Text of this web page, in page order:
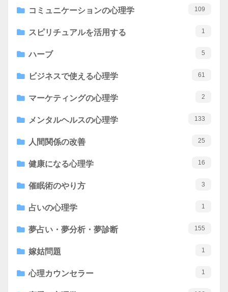
コミュニケーションの心理学 109
スピリチュアルを活用する 1
ハーブ 5
ビジネスで使える心理学 61
マーケティングの心理学 2
メンタルヘルスの心理学 133
人間関係の改善 25
健康になる心理学 16
催眠術のやり方 3
占いの心理学 1
夢占い・夢分析・夢診断 155
嫁姑問題 1
心理カウンセラー 1